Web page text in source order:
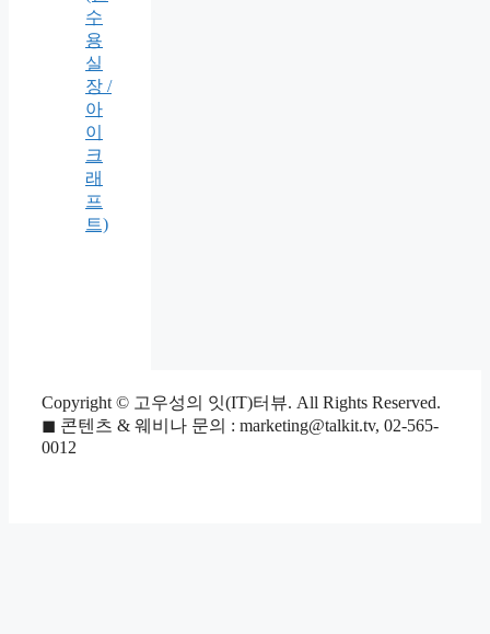
수
용
실
장 /
아
이
크
래
프
트)
Copyright © 고우성의 잇(IT)터뷰. All Rights Reserved.
◼ 콘텐츠 & 웨비나 문의 : marketing@talkit.tv, 02-565-
0012